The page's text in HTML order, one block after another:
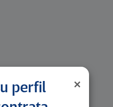
perfil